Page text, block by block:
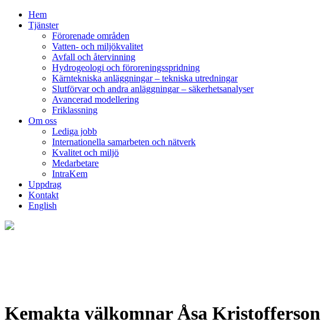
Hem
Tjänster
Förorenade områden
Vatten- och miljökvalitet
Avfall och återvinning
Hydrogeologi och föroreningsspridning
Kärntekniska anläggningar – tekniska utredningar
Slutförvar och andra anläggningar – säkerhetsanalyser
Avancerad modellering
Friklassning
Om oss
Lediga jobb
Internationella samarbeten och nätverk
Kvalitet och miljö
Medarbetare
IntraKem
Uppdrag
Kontakt
English
Kemakta välkomnar Åsa Kristofferson